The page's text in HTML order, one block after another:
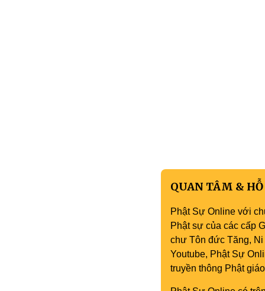
QUAN TÂM & HỖ
Phật Sự Online với
Phật sự của các cấp
chư Tôn đức Tăng,
Youtube, Phật Sự
truyền thông Phật